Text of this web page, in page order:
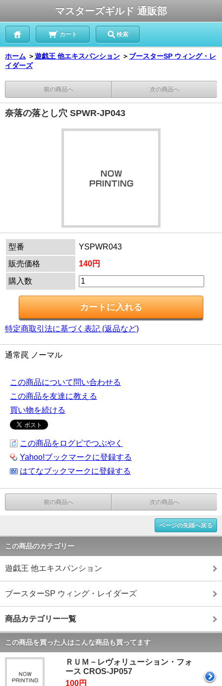
マスターズギルド 通販部
カート 検索
ホーム ＞遊戯王 他エキスパンション ＞ ブースターSP ウィング・レ
イダーズ
前の商品へ 次の商品へ
奈落の落とし穴 SPWR-JP043
型番
YSPWR043
販売価格
140円
購入数
特定商取引法に基づく表記 (返品など)
通常罠 ノーマル
この商品について問い合わせる
この商品を友達に教える
買い物を続ける
この商品をログピでつぶやく
Yahoo!ブックマークに登録する
はてなブックマークに登録する
前の商品へ 次の商品へ
ページの先頭へ戻る
この商品のカテゴリー
遊戯王 他エキスパンション
ブースターSP ウィング・レイダーズ
商品カテゴリー一覧
この商品を買った人はこんな商品も買ってます
ＲＵＭ－レヴォリューション・フォ
ース CROS-JP057
100円